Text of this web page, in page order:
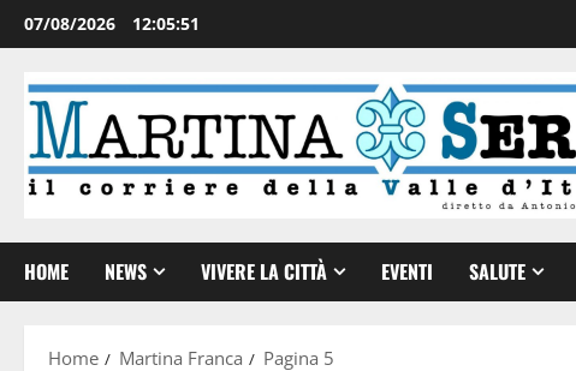
07/08/2026 12:05:52
HOME NEWS VIVERE LA CITTÀ EVENTI SALUTE
Home Martina Franca Pagina 5